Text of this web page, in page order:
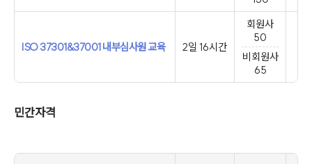
ISO 37301&37001 내부심사원 교육 2일 16시간
회원사
50
비회원사
65
민간자격